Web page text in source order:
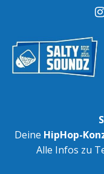
Deine HipHop-
Alle Infos zu